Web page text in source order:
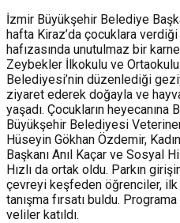
İzmir Büyükşehir Belediye
hafta Kiraz’da çocuklara
hafızasında unutulmaz bir
Zeybekler İlkokulu ve
Belediyesi’nin düzenlediği
ziyaret ederek doğayla ve
yaşadı. Çocukların heyecanına
Büyükşehir Belediyesi
Hüseyin Gökhan Özdemir,
Başkanı Anıl Kaçar ve Sosyal
Hızlı da ortak oldu. Parkın
çevreyi keşfeden öğrenciler,
tanışma fırsatı buldu.
veliler katıldı.